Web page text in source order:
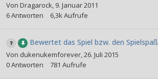
Von Dragarock, 9. Januar 2011
6Antworten 6,3kAufrufe
Bewertet das Spiel bzw. den Spielspaß
Von dukenukemforever,26. Juli 2015
0Antworten 781 Aufrufe